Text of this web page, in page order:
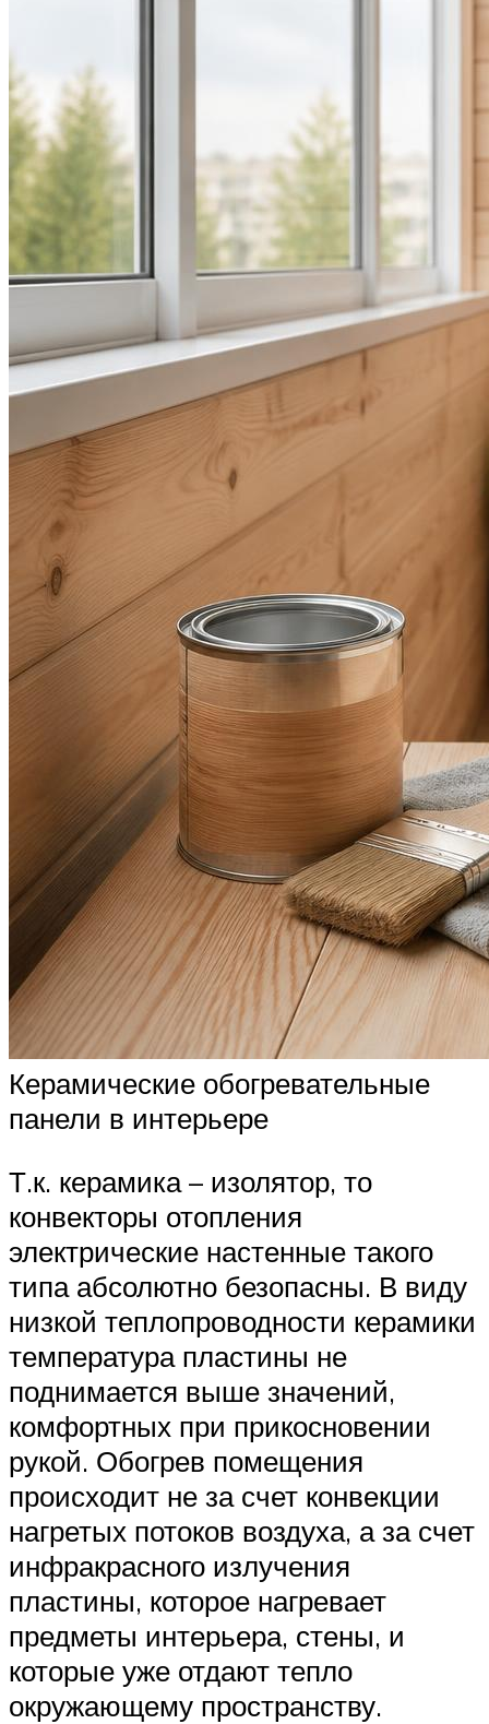
Керамические обогревательные
панели в интерьере
Т.к. керамика – изолятор, то
конвекторы отопления
электрические настенные такого
типа абсолютно безопасны. В виду
низкой теплопроводности керамики
температура пластины не
поднимается выше значений,
комфортных при прикосновении
рукой. Обогрев помещения
происходит не за счет конвекции
нагретых потоков воздуха, а за счет
инфракрасного излучения
пластины, которое нагревает
предметы интерьера, стены, и
которые уже отдают тепло
окружающему пространству.